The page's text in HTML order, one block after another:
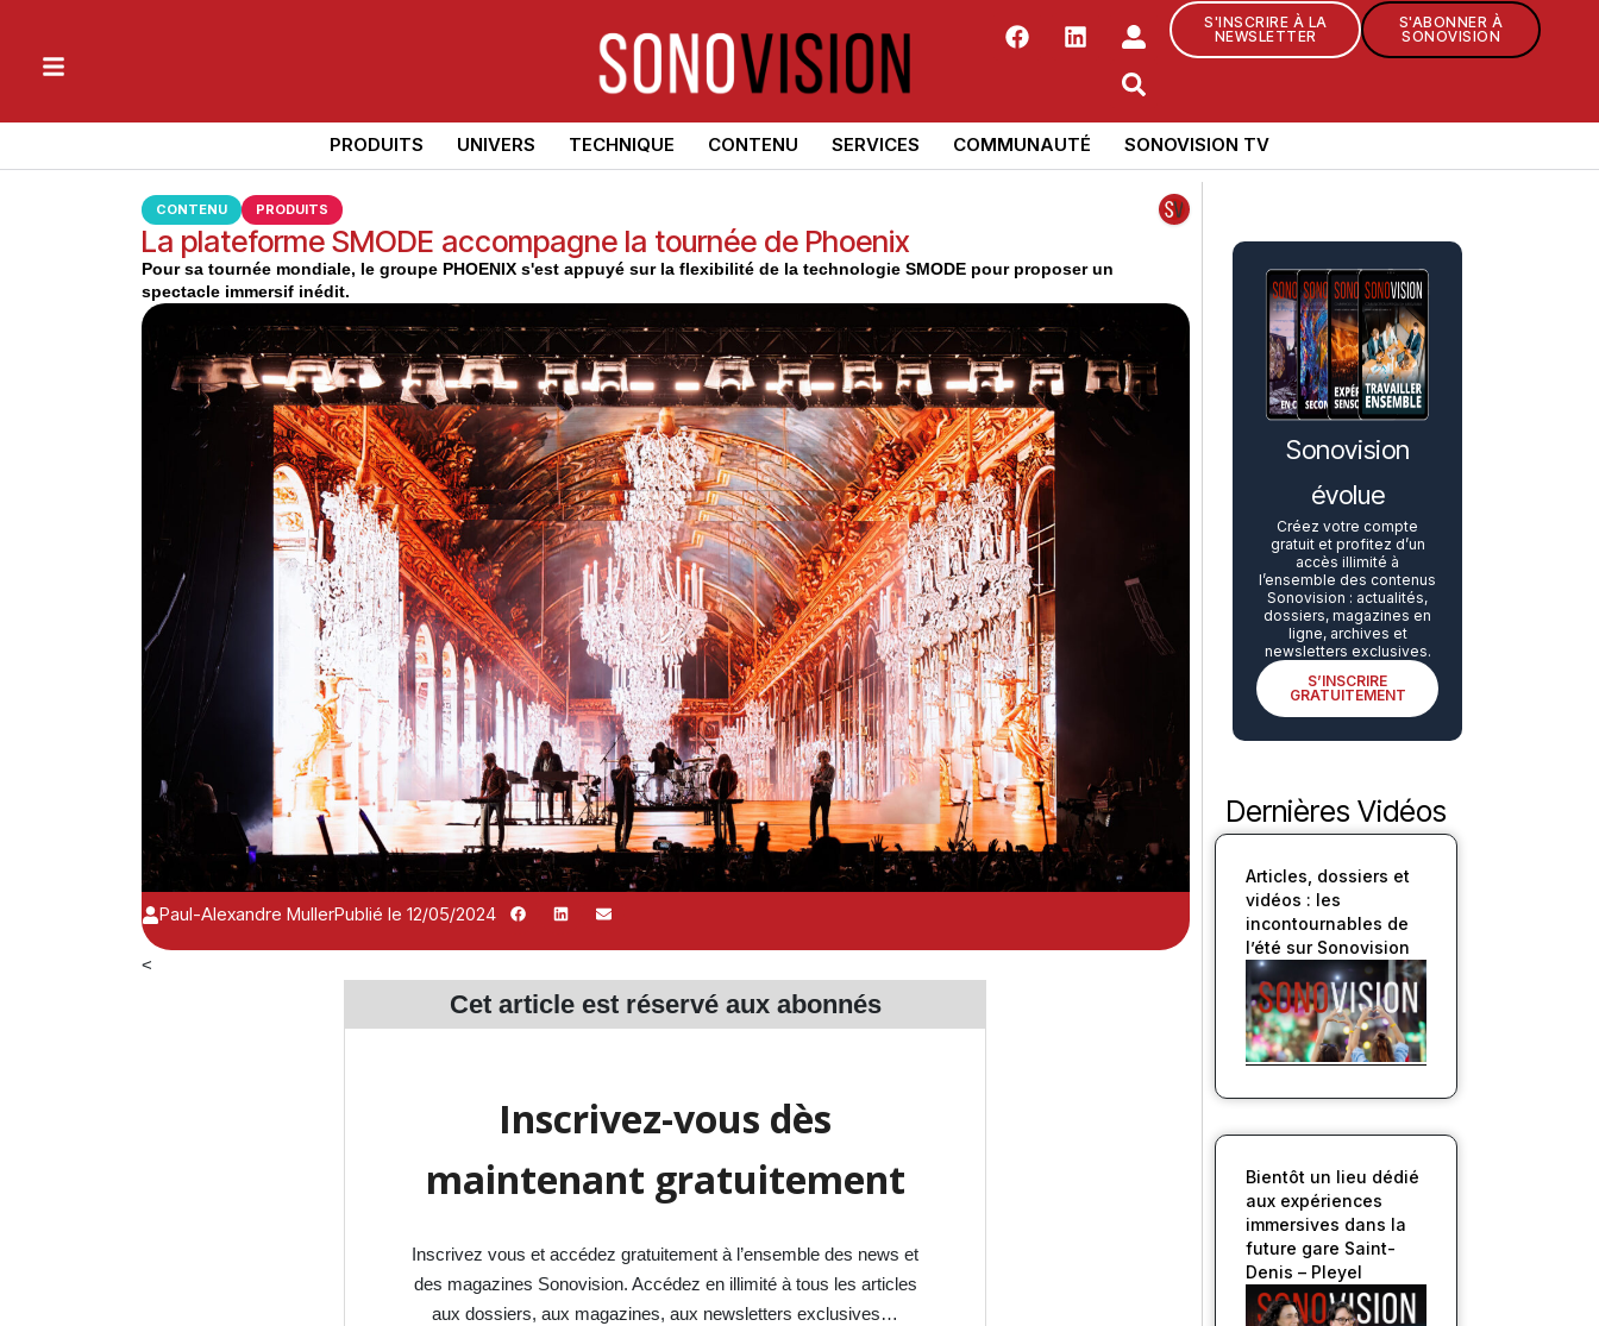
S'INSCRIRE À LA
NEWSLETTER
S'ABONNER À
SONOVISION
PRODUITS UNIVERS TECHNIQUE CONTENU SERVICES COMMUNAUTÉ SONOVISION TV
CONTENU PRODUITS
La plateforme SMODE accompagne la tournée de Phoenix
Pour sa tournée mondiale, le groupe PHOENIX s'est appuyé sur la flexibilité de la technologie SMODE pour proposer un
spectacle immersif inédit.
Paul-Alexandre MullerPublié le 12/05/2024
<
Cet article est réservé aux abonnés
Inscrivez-vous dès
maintenant gratuitement
Inscrivez vous et accédez gratuitement à l’ensemble des news et
des magazines Sonovision. Accédez en illimité à tous les articles
aux dossiers, aux magazines, aux newsletters exclusives…
Sonovision
évolue
Créez votre compte
gratuit et profitez d’un
accès illimité à
l’ensemble des contenus
Sonovision : actualités,
dossiers, magazines en
ligne, archives et
newsletters exclusives.
S’INSCRIRE
GRATUITEMENT
Dernières Vidéos
Articles, dossiers et
vidéos : les
incontournables de
l’été sur Sonovision
Bientôt un lieu dédié
aux expériences
immersives dans la
future gare Saint-
Denis – Pleyel